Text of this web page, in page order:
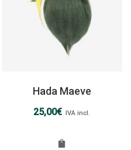
Hada Maeve
25,00€ IVA incl.